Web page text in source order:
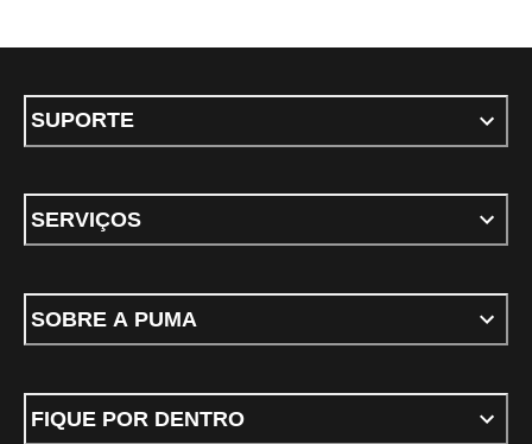
SUPORTE
SERVIÇOS
SOBRE A PUMA
FIQUE POR DENTRO